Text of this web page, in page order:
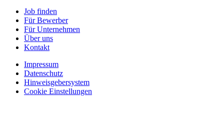
Job finden
Für Bewerber
Für Unternehmen
Über uns
Kontakt
Impressum
Datenschutz
Hinweisgebersystem
Cookie Einstellungen